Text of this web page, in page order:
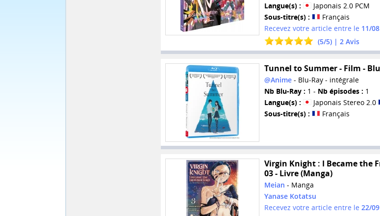
Langue(s) :
Japonais 2.0 PCM
Sous-titre(s) :
Français
Recevez votre article entre le 11/08
(5/5) | 2Avis
Tunnel to Summer - Film -
@Anime- Blu-Ray - intégrale
Nb Blu-Ray : 1 - Nb épisodes : 1
Langue(s) :
Japonais Stereo 2.0
Sous-titre(s) :
Français
Virgin Knight : I Became the
03 - Livre (Manga)
Meian - Manga
Yanase Kotatsu
Recevez votre article entre le 22/09